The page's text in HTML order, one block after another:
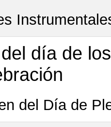
día de
del Día de